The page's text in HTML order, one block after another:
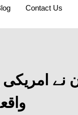
Contact Us